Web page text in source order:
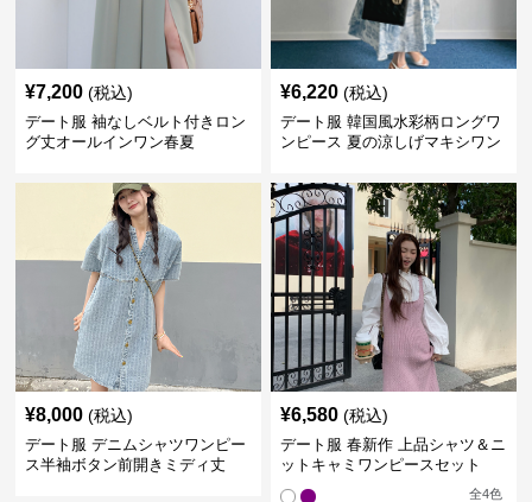
¥7,200 (税込)
デート服 袖なしベルト付きロン
グ丈オールインワン春夏
¥6,220 (税込)
デート服 韓国風水彩柄ロングワ
ンピース 夏の涼しげマキシワン
¥8,000 (税込)
デート服 デニムシャツワンピー
ス半袖ボタン前開きミディ丈
¥6,580 (税込)
デート服 春新作 上品シャツ＆ニ
ットキャミワンピースセット
全4色